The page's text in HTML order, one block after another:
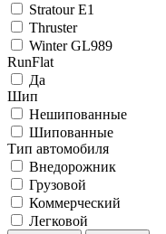
Stratour E1
Thruster
Winter GL989
RunFlat
Да
Шип
Нешипованные
Шипованные
Тип автомобиля
Внедорожник
Грузовой
Коммерческий
Легковой